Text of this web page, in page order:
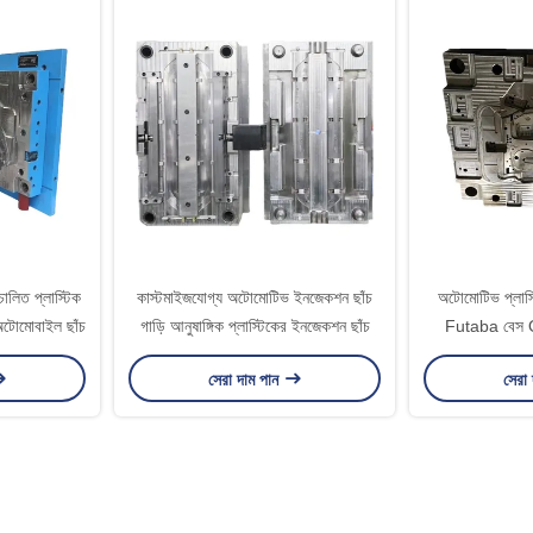
প্লাস্টিক
ছাঁচ
কাস্টমাইজযোগ্য অটোমোটিভ ইনজেকশন ছাঁচ
গাড়ি আনুষাঙ্গিক প্লাস্টিকের ইনজেকশন ছাঁচ
সেরা দাম পান
অটোমোটিভ
Futaba বেস